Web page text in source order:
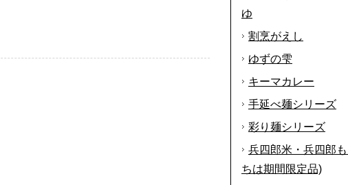
ゆ
割烹がえし
ゆずの雫
キーマカレー
手延べ麺シリーズ
彩り麺シリーズ
兵四郎米・兵四郎
ちは期間限定品)